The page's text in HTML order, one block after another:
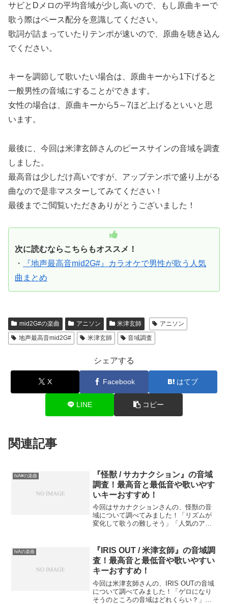
サビとDメロの平均音域が少し高いので、もし原曲キーで
歌う際はペース配分を意識してください。
歌詞が詰まっていたりテンポが速いので、原曲を聴き込ん
でください。
キーを調節して歌いたい場合は、原曲キーから1下げると
一般男性の音域にすることができます。
女性の場合は、
原曲キーから5～7ほど上げるといいと 思
います。
最後に、今回は米津玄師さんのピースサインの音域を調査
しました。
最高音は少しだけ高いですが、アップテンポで盛り上がる
曲なので是非マスターしてみてください！
最後までご閲覧いただきありがとうございました！
次に読むならこちらもオススメ！
・
『地声最高音mid2G#』カラオケで男性が歌う人気
曲まとめ
mid2G#の楽曲 アニソン 米津玄師
アニソン
地声最高音mid2G#
米津玄師 音域調査
シェアする
X Facebook はてブ
LINE コピー
関連記事
hiA#の楽曲
『怪獣 / サカナクション』の音域
調査！最高音と最低音や歌いやす
いキーおすすめ！
今回はサカナクションさんの、怪獣の音
域について調べてみました！「リズムが
変化して歌うの難しそう」「人気のアニ
記事では、『怪獣』の音域（最低音〜最
高音）を細かく分析し、さ...
hiAの楽曲
『IRIS OUT / 米津玄師』の音域調
査！最高音と最低音や歌いやすい
キーおすすめ！
今回は米津玄師さんの、IRIS OUTの音域
について調べてみました！「ゲロになり
そうのところの音域はどれくらい？」